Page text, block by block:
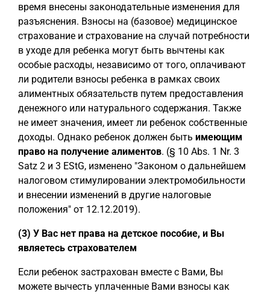
время внесены законодательные изменения для
разъяснения. Взносы на (базовое) медицинское
страхование и страхование на случай потребности
в уходе для ребенка могут быть вычтены как
особые расходы, независимо от того, оплачивают
ли родители взносы ребенка в рамках своих
алиментных обязательств путем предоставления
денежного или натурального содержания. Также
не имеет значения, имеет ли ребенок собственные
доходы. Однако ребенок должен быть имеющим
право на получение алиментов. (§ 10 Abs. 1 Nr. 3
Satz 2 и 3 EStG, изменено "Законом о дальнейшем
налоговом стимулировании электромобильности
и внесении изменений в другие налоговые
положения" от 12.12.2019).
(3) У Вас нет права на детское пособие, и Вы
являетесь страхователем
Если ребенок застрахован вместе с Вами, Вы
можете вычесть уплаченные Вами взносы как